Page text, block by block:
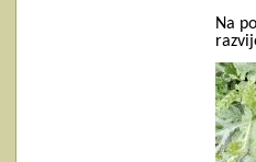
Na